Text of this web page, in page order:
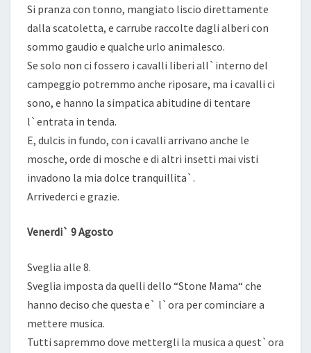
Si pranza con tonno, mangiato liscio direttamente
dalla scatoletta, e carrube raccolte dagli alberi con
sommo gaudio e qualche urlo animalesco.
Se solo non ci fossero i cavalli liberi all`interno del
campeggio potremmo anche riposare, ma i cavalli ci
sono, e hanno la simpatica abitudine di tentare
l`entrata in tenda.
E, dulcis in fundo, con i cavalli arrivano anche le
mosche, orde di mosche e di altri insetti mai visti
invadono la mia dolce tranquillita`.
Arrivederci e grazie.
Venerdi` 9 Agosto
Sveglia alle 8.
Sveglia imposta da quelli dello “Stone Mama“ che
hanno deciso che questa e` l`ora per cominciare a
mettere musica.
Tutti sapremmo dove mettergli la musica a quest`ora